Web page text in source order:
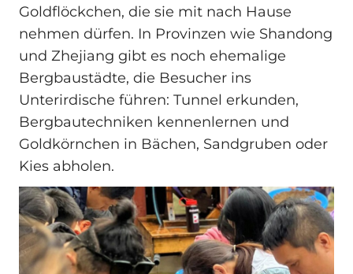
Goldflöckchen, die sie mit nach Hause
nehmen dürfen. In Provinzen wie Shandong
und Zhejiang gibt es noch ehemalige
Bergbaustädte, die Besucher ins
Unterirdische führen: Tunnel erkunden,
Bergbautechniken kennenlernen und
Goldkörnchen in Bächen, Sandgruben oder
Kies abholen.